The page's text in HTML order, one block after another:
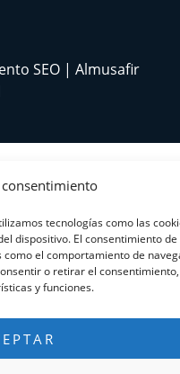
tecnologías como las
dispositivo. El consentimiento de
el comportamiento de
o retirar el
y funciones.
SEO | Almusafir